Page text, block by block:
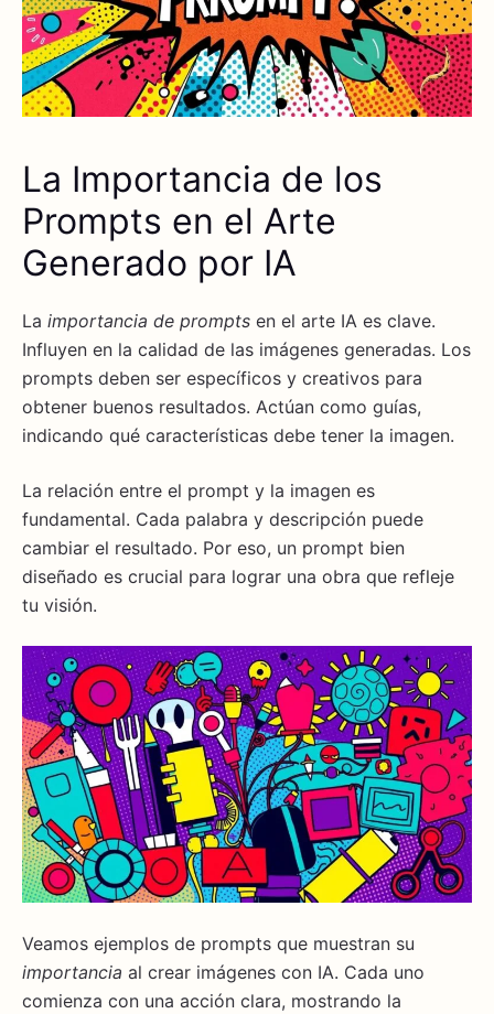
La Importancia de los
Prompts en el Arte
Generado por IA
La importancia de prompts en el arte IA es clave.
Influyen en la calidad de las imágenes generadas. Los
prompts deben ser específicos y creativos para
obtener buenos resultados. Actúan como guías,
indicando qué características debe tener la imagen.
La relación entre el prompt y la imagen es
fundamental. Cada palabra y descripción puede
cambiar el resultado. Por eso, un prompt bien
diseñado es crucial para lograr una obra que refleje
tu visión.
Veamos ejemplos de prompts que muestran su
importancia al crear imágenes con IA. Cada uno
comienza con una acción clara, mostrando la